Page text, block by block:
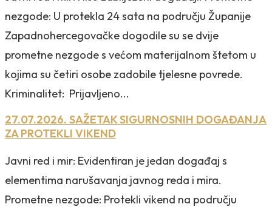
nezgode: U protekla 24 sata na području Županije
Zapadnohercegovačke dogodile su se dvije
prometne nezgode s većom materijalnom štetom u
kojima su četiri osobe zadobile tjelesne povrede.
Kriminalitet: Prijavljeno...
27.07.2026. SAŽETAK SIGURNOSNIH DOGAĐANJA
ZA PROTEKLI VIKEND
Javni red i mir: Evidentiran je jedan događaj s
elementima narušavanja javnog reda i mira.
Prometne nezgode: Protekli vikend na području